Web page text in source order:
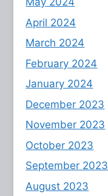
April 2024
March 2024
February 2024
January 2024
December 2023
November 2023
October 2023
September 2023
August 2023